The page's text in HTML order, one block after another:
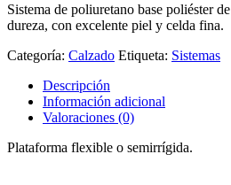
Sistema de poliuretano base poliéster de
dureza, con excelente piel y celda fina.
Categoría: Calzado Etiqueta: Sistemas
Descripción
Información adicional
Valoraciones (0)
Plataforma flexible o semirrígida.